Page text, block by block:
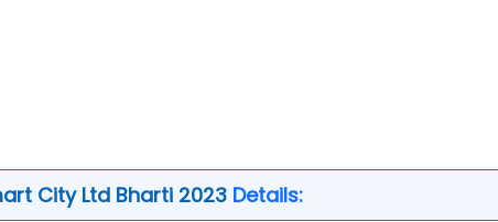
City Ltd Bharti 2023 Details: